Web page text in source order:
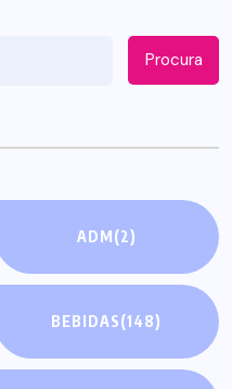
Procura
ADM(2)
BEBIDAS(148)